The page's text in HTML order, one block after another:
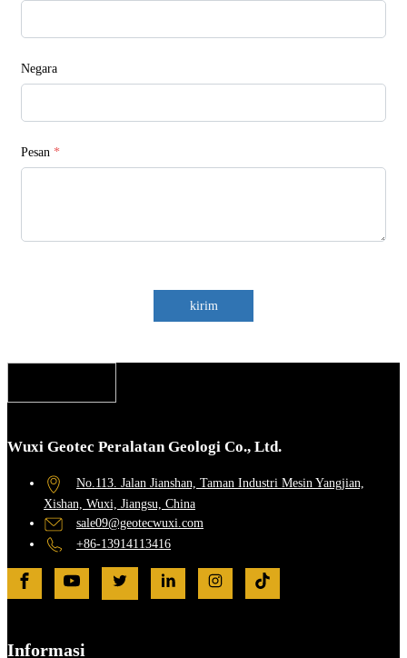
Negara
Pesan *
kirim
Wuxi Geotec Peralatan Geologi Co., Ltd.
No.113. Jalan Jianshan, Taman Industri Mesin Yangjian,
Xishan, Wuxi, Jiangsu, China
sale09@geotecwuxi.com
+86-13914113416
Informasi